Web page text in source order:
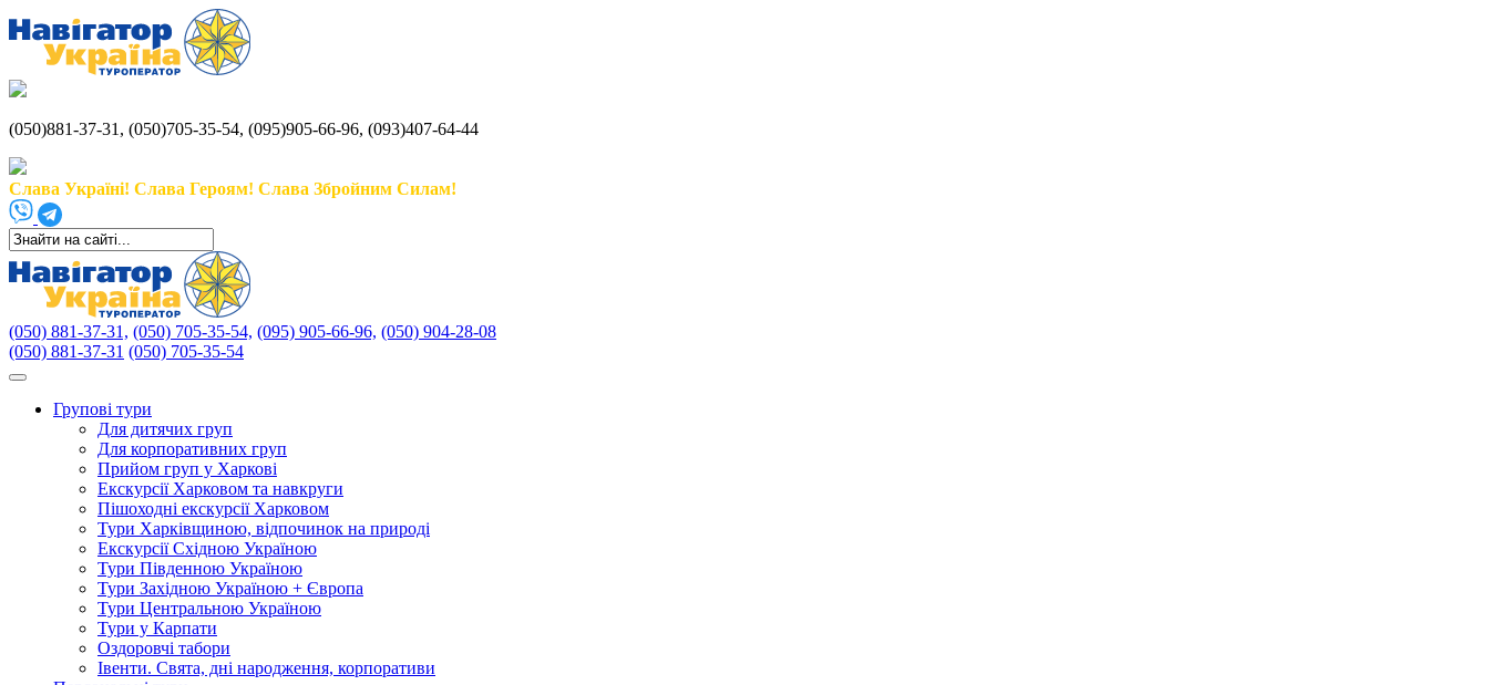
(050)881-37-31, (050)705-35-54, (095)905-66-96, (093)407-64-44
Слава Україні! Слава Героям! Слава Збройним Силам!
(050) 881-37-31, (050) 705-35-54, (095) 905-66-96, (050) 904-28-08
(050) 881-37-31 (050) 705-35-54
Групові тури
Для дитячих груп
Для корпоративних груп
Прийом груп у Харкові
Екскурсії Харковом та навкруги
Пішоходні екскурсії Харковом
Тури Харківщиною, відпочинок на природі
Екскурсії Східною Україною
Тури Південною Україною
Тури Західною Україною + Європа
Тури Центральною Україною
Тури у Карпати
Оздоровчі табори
Івенти. Свята, дні народження, корпоративи